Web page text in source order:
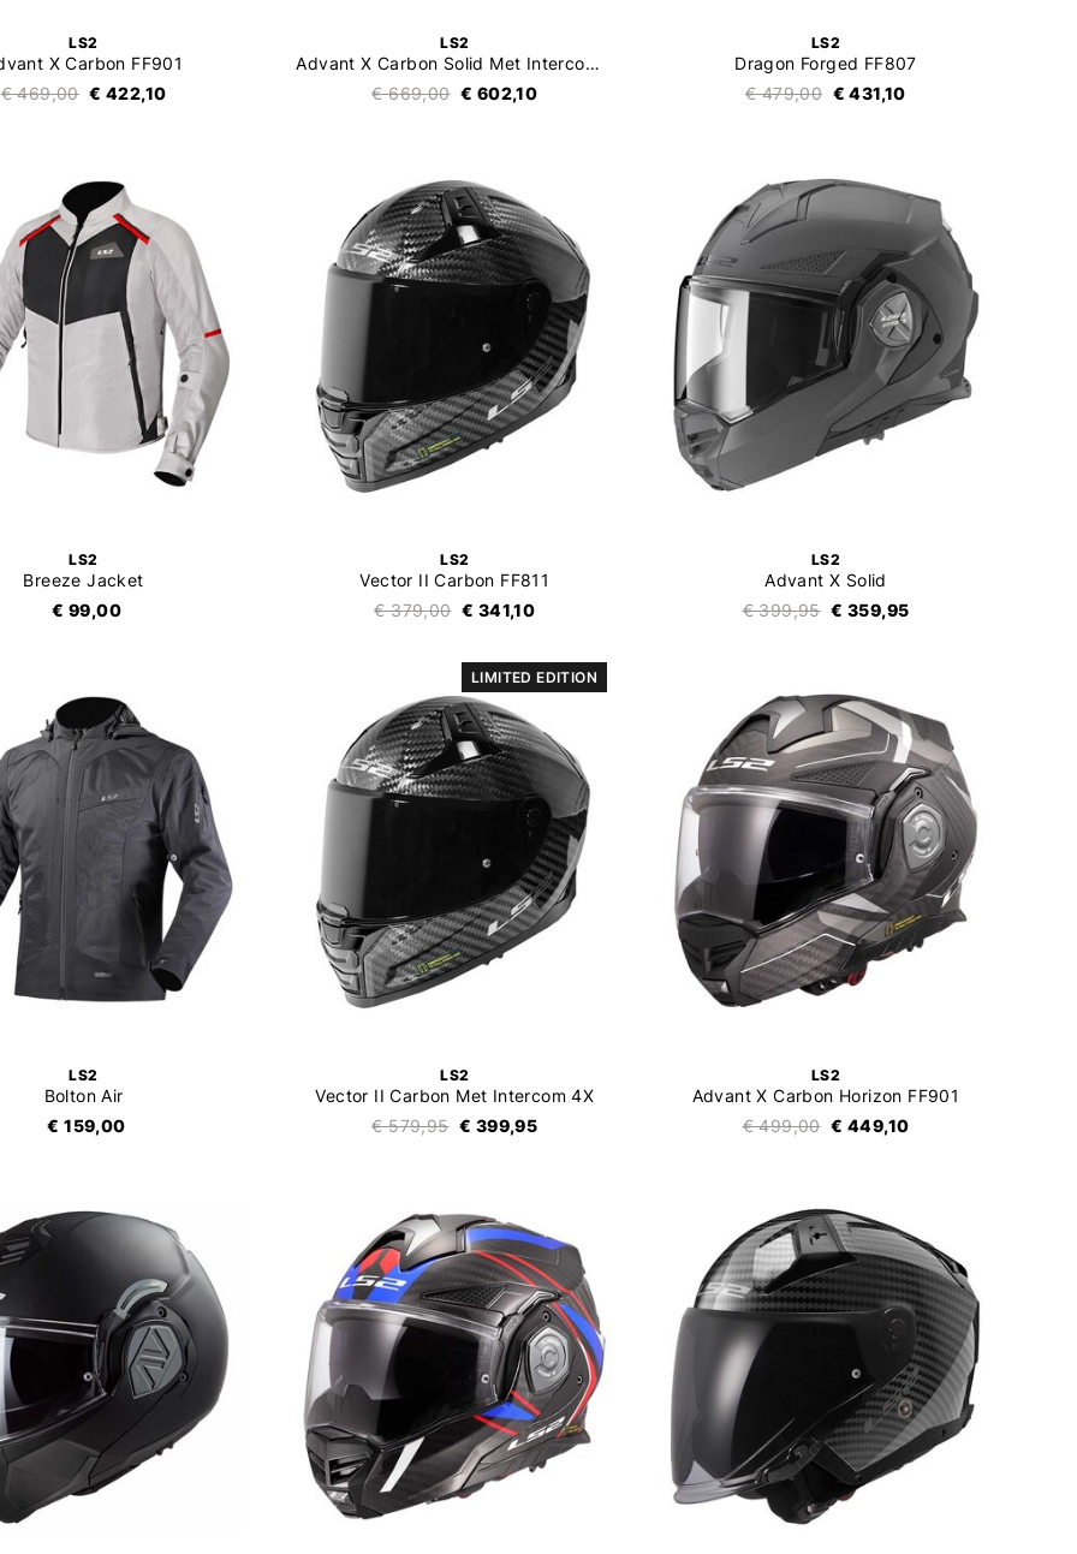
LS2
X Carbon FF901
€ 469,00 € 422,10
LS2
Advant X Carbon Solid Met Intercom 4X
€ 669,00 € 602,10
LS2
Dragon Forged FF807
€ 479,00 € 431,10
LS2
Breeze Jacket
€ 99,00
LS2
Vector II Carbon FF811
€ 379,00 € 341,10
LS2
Advant X Solid
€ 399,95 € 359,95
LS2
Bolton Air
€ 159,00
LIMITED EDITION
LS2
Vector II Carbon Met Intercom 4X
€ 579,95 € 399,95
LS2
Advant X Carbon Horizon FF901
€ 499,00 € 449,10